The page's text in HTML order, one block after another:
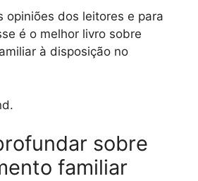
opiniões dos leitores e para
é o melhor livro sobre
à disposição no
sobre
familiar